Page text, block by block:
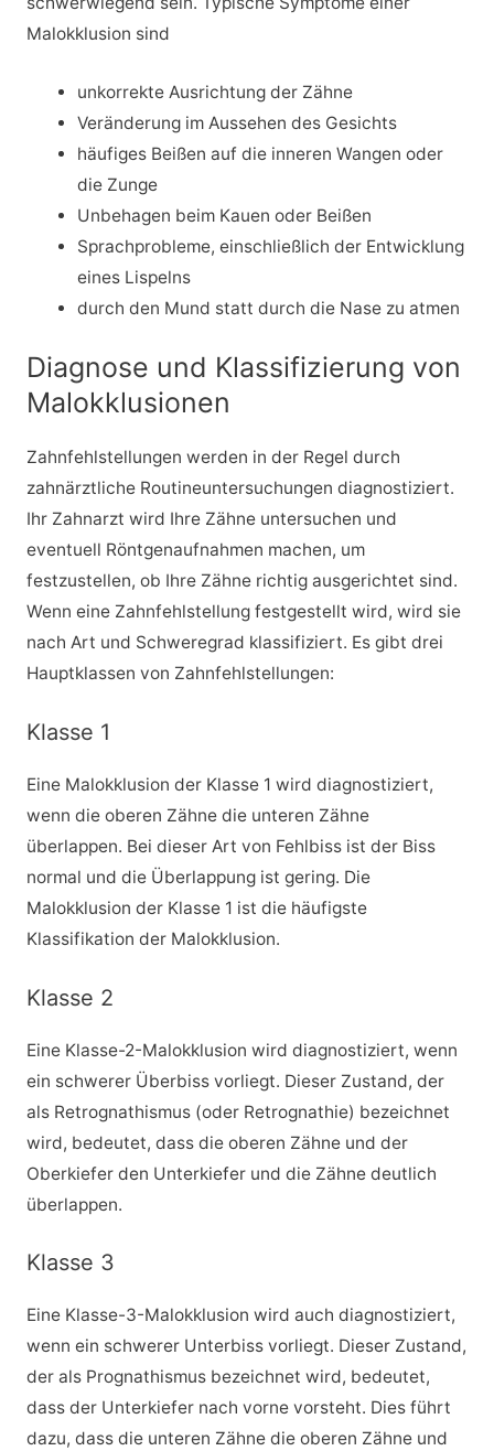
Malokklusion sind
unkorrekte Ausrichtung der Zähne
Veränderung im Aussehen des Gesichts
häufiges Beißen auf die inneren Wangen oder
die Zunge
Unbehagen beim Kauen oder Beißen
Sprachprobleme, einschließlich der Entwicklung
eines Lispelns
durch den Mund statt durch die Nase zu atmen
Diagnose und Klassifizierung von
Malokklusionen
Zahnfehlstellungen werden in der Regel durch
zahnärztliche Routineuntersuchungen diagnostiziert.
Ihr Zahnarzt wird Ihre Zähne untersuchen und
eventuell Röntgenaufnahmen machen, um
festzustellen, ob Ihre Zähne richtig ausgerichtet sind.
Wenn eine Zahnfehlstellung festgestellt wird, wird sie
nach Art und Schweregrad klassifiziert. Es gibt drei
Hauptklassen von Zahnfehlstellungen:
Klasse 1
Eine Malokklusion der Klasse 1 wird diagnostiziert,
wenn die oberen Zähne die unteren Zähne
überlappen. Bei dieser Art von Fehlbiss ist der Biss
normal und die Überlappung ist gering. Die
Malokklusion der Klasse 1 ist die häufigste
Klassifikation der Malokklusion.
Klasse 2
Eine Klasse-2-Malokklusion wird diagnostiziert, wenn
ein schwerer Überbiss vorliegt. Dieser Zustand, der
als Retrognathismus (oder Retrognathie) bezeichnet
wird, bedeutet, dass die oberen Zähne und der
Oberkiefer den Unterkiefer und die Zähne deutlich
überlappen.
Klasse 3
Eine Klasse-3-Malokklusion wird auch diagnostiziert,
wenn ein schwerer Unterbiss vorliegt. Dieser Zustand,
der als Prognathismus bezeichnet wird, bedeutet,
dass der Unterkiefer nach vorne vorsteht. Dies führt
dazu, dass die unteren Zähne die oberen Zähne und